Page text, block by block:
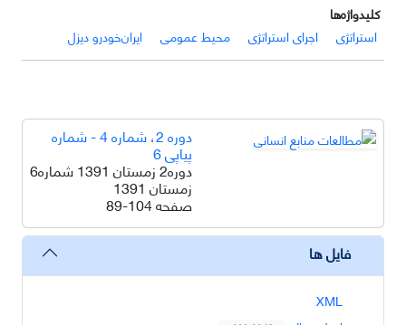
کلیدواژه‌ها
استراتژی
اجرای استراتژی محیط عمومی ایران‌خودرو دیزل
دوره 2، شماره 4 - شماره
پیاپی 6
دوره2 زمستان 1391 شماره6
زمستان 1391
صفحه89-104
فایل ها
XML